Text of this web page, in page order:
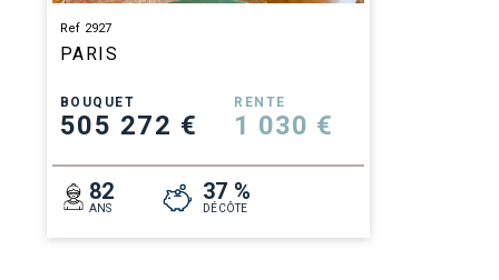
Ref 2927
PARIS
BOUQUET
505 272 €
RENTE
1 030 €
82
ANS
37 %
DÉCÔTE